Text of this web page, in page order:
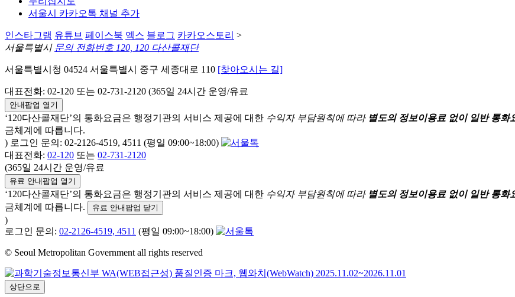
서울시 카카오톡 채널 추가
인스타그램 유튜브 페이스북 엑스 블로그 카카오스토리 >
서울특별시 문의 전화번호 120, 120 다산콜재단
서울특별시청 04524 서울특별시 중구 세종대로 110 [찾아오시는 길]
대표전화: 02-120 또는 02-731-2120 (365일 24시간 운영/유료
안내팝업 열기
‘120다산콜재단’의 통화요금은 행정기관의 서비스 제공에 대한 수익자 부담원칙에 따라 별도의 정보이용료 없이 일반 통화
금체계에 따릅니다.
) 로그인 문의: 02-2126-4519, 4511 (평일 09:00~18:00)
대표전화: 02-120 또는 02-731-2120
(365일 24시간 운영/유료
유료 안내팝업 열기
‘120다산콜재단’의 통화요금은 행정기관의 서비스 제공에 대한 수익자 부담원칙에 따라 별도의 정보이용료 없이 일반 통화
금체계에 따릅니다.
유료 안내팝업 닫기
)
로그인 문의: 02-2126-4519, 4511 (평일 09:00~18:00)
© Seoul Metropolitan Government all rights reserved
상단으로